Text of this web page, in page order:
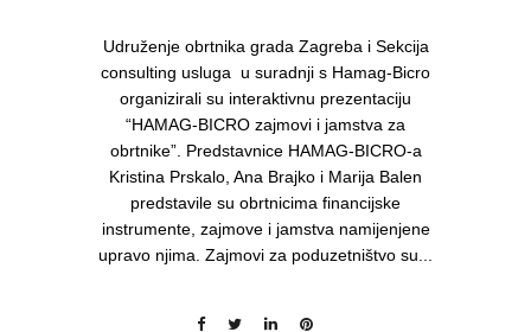
Udruženje obrtnika grada Zagreba i Sekcija
consulting usluga u suradnji s Hamag-Bicro
organizirali su interaktivnu prezentaciju
“HAMAG-BICRO zajmovi i jamstva za
obrtnike”. Predstavnice HAMAG-BICRO-a
Kristina Prskalo, Ana Brajko i Marija Balen
predstavile su obrtnicima financijske
instrumente, zajmove i jamstva namijenjene
upravo njima. Zajmovi za poduzetništvo su...